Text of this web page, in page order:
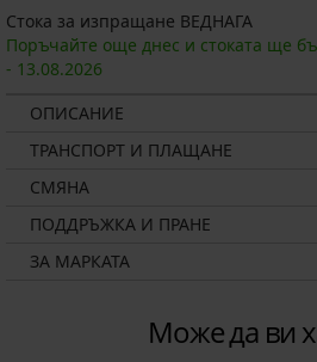
Стока за изпращане ВЕДНАГА
Поръчайте още днес и стоката ще
- 13.08.2026
ОПИСАНИЕ
ТРАНСПОРТ И ПЛАЩАНЕ
СМЯНА
ПОДДРЪЖКА И ПРАНЕ
ЗА МАРКАТА
Може да ви